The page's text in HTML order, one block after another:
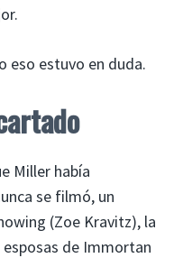
eso estuvo en duda.
Miller había
se filmó, un
(Zoe Kravitz), la
de Immortan